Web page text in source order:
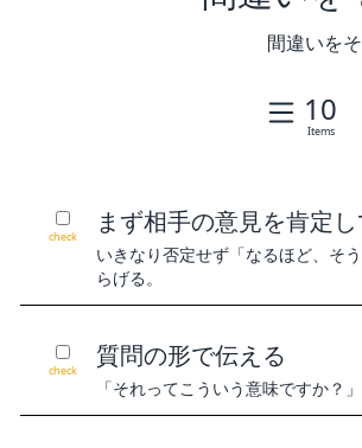
間違いを
10
Items
check まず相手の意見を肯定
いきなり否定せず「なるほど、そ
らげる。
check 質問の形で伝える
「それってこういう意味ですか？